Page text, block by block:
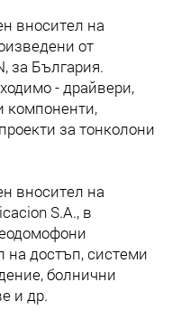
вносител на
от
за България.
- драйвери,
компоненти,
за тонколони
вносител на
S.A., в
на достъп, системи
болнични
и др.